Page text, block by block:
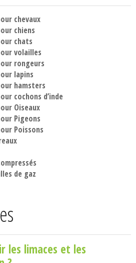
chevaux
chiens
chats
volailles
rongeurs
lapins
hamsters
cochons d’inde
Oiseaux
Pigeons
Poissons
de gaz
les limaces et les